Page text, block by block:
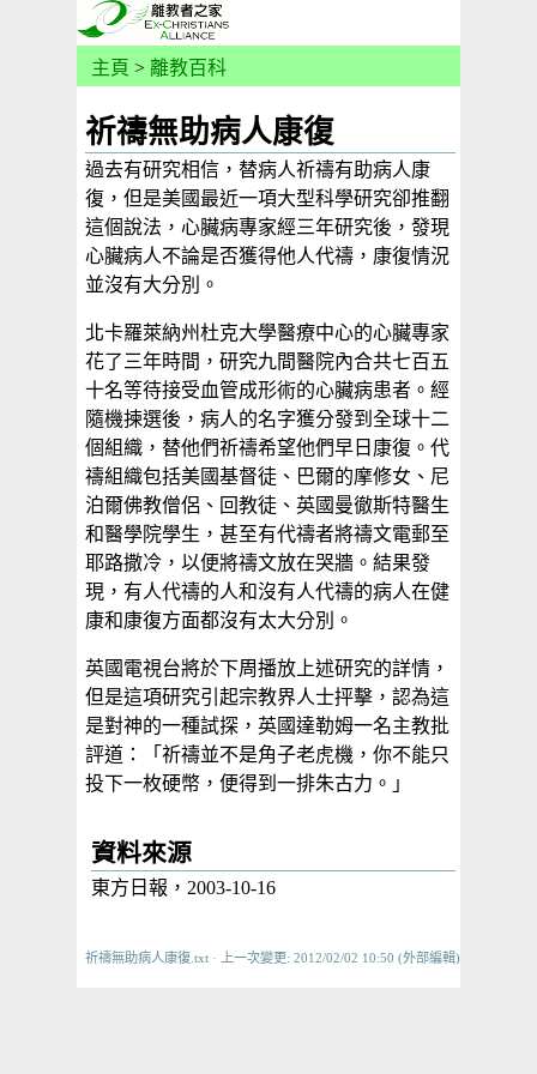
主頁 > 離教百科
祈禱無助病人康復
過去有研究相信，替病人祈禱有助病人康
復，但是美國最近一項大型科學研究卻推翻
這個說法，心臟病專家經三年研究後，發現
心臟病人不論是否獲得他人代禱，康復情況
並沒有大分別。
北卡羅萊納州杜克大學醫療中心的心臟專家
花了三年時間，研究九間醫院內合共七百五
十名等待接受血管成形術的心臟病患者。經
隨機揀選後，病人的名字獲分發到全球十二
個組織，替他們祈禱希望他們早日康復。代
禱組織包括美國基督徒、巴爾的摩修女、尼
泊爾佛教僧侶、回教徒、英國曼徹斯特醫生
和醫學院學生，甚至有代禱者將禱文電郵至
耶路撒冷，以便將禱文放在哭牆。結果發
現，有人代禱的人和沒有人代禱的病人在健
康和康復方面都沒有太大分別。
英國電視台將於下周播放上述研究的詳情，
但是這項研究引起宗教界人士抨擊，認為這
是對神的一種試探，英國達勒姆一名主教批
評道：「祈禱並不是角子老虎機，你不能只
投下一枚硬幣，便得到一排朱古力。」
資料來源
東方日報，2003-10-16
祈禱無助病人康復.txt · 上一次變更: 2012/02/02 10:50 (外部編輯)